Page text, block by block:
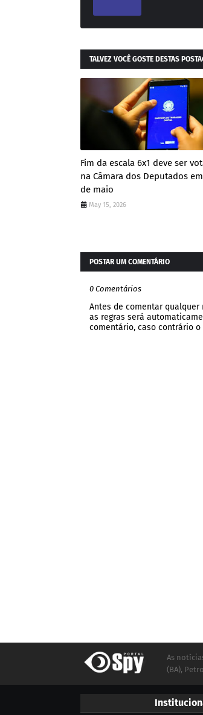
TALVEZ VOCÊ GOSTE DESTAS
Fim da escala 6x1 deve ser
na Câmara dos Deputados
de maio
May 15, 2026
POSTAR UM COMENTÁRIO
0 Comentários
Antes de comentar
as regras será
comentário, caso contrário
As
(BA),